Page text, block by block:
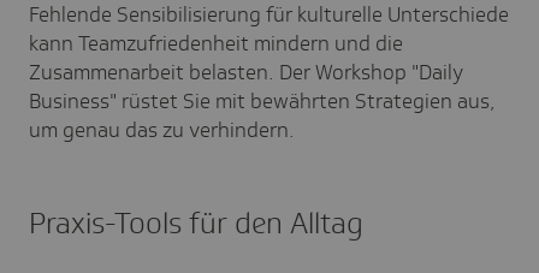
Fehlende Sensibilisierung für kulturelle Unterschiede
kann Teamzufriedenheit mindern und die
Zusammenarbeit belasten. Der Workshop "Daily
Business" rüstet Sie mit bewährten Strategien aus,
um genau das zu verhindern.
Praxis-Tools für den Alltag